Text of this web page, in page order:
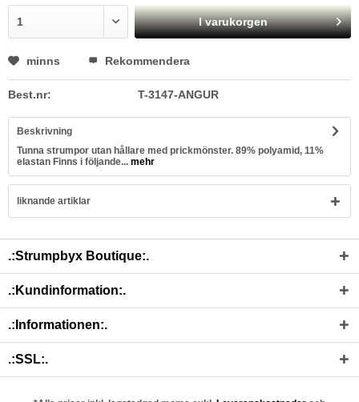
I varukorgen
minns Rekommendera
Best.nr: T-3147-ANGUR
Beskrivning
Tunna strumpor utan hållare med prickmönster. 89% polyamid, 11%
elastan Finns i följande... mehr
liknande artiklar
.:Strumpbyx Boutique:.
.:Kundinformation:.
.:Informationen:.
.:SSL:.